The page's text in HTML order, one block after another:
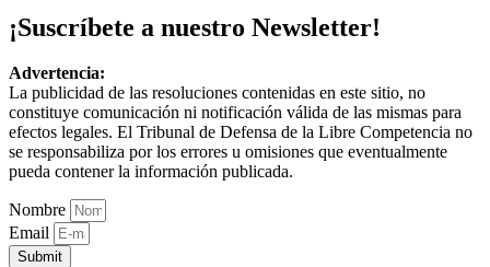
¡Suscríbete a nuestro Newsletter!
Advertencia:
La publicidad de las resoluciones contenidas en este sitio, no
constituye comunicación ni notificación válida de las mismas para
efectos legales. El Tribunal de Defensa de la Libre Competencia no
se responsabiliza por los errores u omisiones que eventualmente
pueda contener la información publicada.
Nombre
Email
Submit